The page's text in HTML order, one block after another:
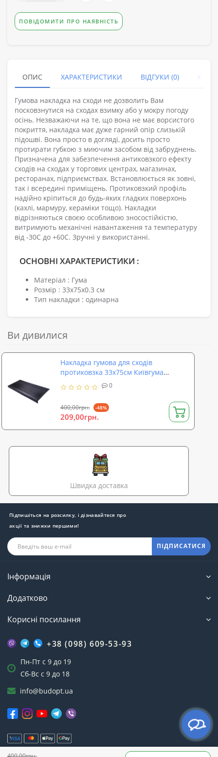
ПОВІДОМИТИ ПРО НАЯВНІСТЬ
ОПИС ХАРАКТЕРИСТИКИ ВІДГУКИ (0)
Гумова накладка на сходи не дозволить Вам
посковзнутися на сходах взимку або у мокру погоду
осінь. Незважаючи на те, що вона не має ворсистого
покриття, накладка має дуже гарний опір слизькій
підошві. Вона просто в догляді, досить просто
протирати губкою з миючим засобом від забруднень.
Призначена для забезпечення антиковзкого ефекту
сходів на сходах у торгових центрах, магазинах,
ресторанах, підприємствах. Встановлюється як зовні,
так і всередині приміщень. Протиковзкий профіль
надійно кріпиться до будь-яких гладких поверхонь
(кахлі, мармуру, кераміки тощо). Накладки
відрізняються своєю особливою зносостійкістю,
витримують механічні навантаження та температуру
від -30С до +60С. Зручні у використанні.
ОСНОВНІ ХАРАКТЕРИСТИКИ :
Матеріал : Гума
Розмір : 33х75х0.3 см
Тип накладки : одинарна
Ви дивилися
Накладка гумова для сходів
протиковзка 33х75см Київгума
(A40990000692010)
0
400,00грн. -48%
209,00грн.
Швидка доставка
Підпишіться на розсилку, і дізнавайтеся про
акції та знижки першими!
ПІДПИСАТИСЯ
Інформація
Додатково
Корисні посилання
+38 (098) 609-53-93
Пн-Пт с 9 до 19
Сб-Вс с 9 до 18
info@budopt.ua